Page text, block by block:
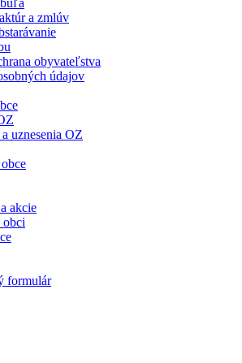
a zmlúv
obyvateľstva
údajov
uznesenia OZ
akcie
obci
formulár